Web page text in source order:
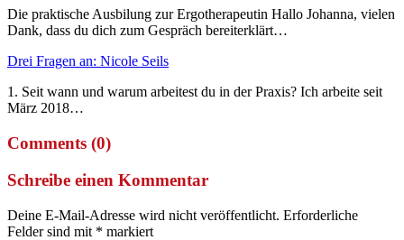
Die praktische Ausbilung zur Ergotherapeutin Hallo Johanna, vielen
Dank, dass du dich zum Gespräch bereiterklärt…
Drei Fragen an: Nicole Seils
1. Seit wann und warum arbeitest du in der Praxis? Ich arbeite seit
März 2018…
Comments (0)
Schreibe einen Kommentar
Deine E-Mail-Adresse wird nicht veröffentlicht. Erforderliche
Felder sind mit * markiert